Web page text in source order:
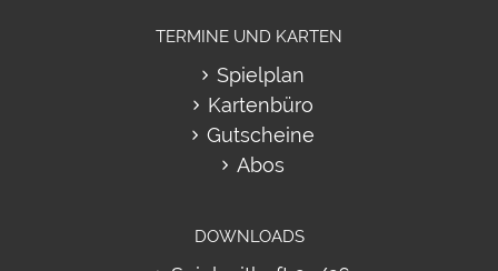
TERMINE UND KARTEN
Spielplan
Kartenbüro
Gutscheine
Abos
DOWNLOADS